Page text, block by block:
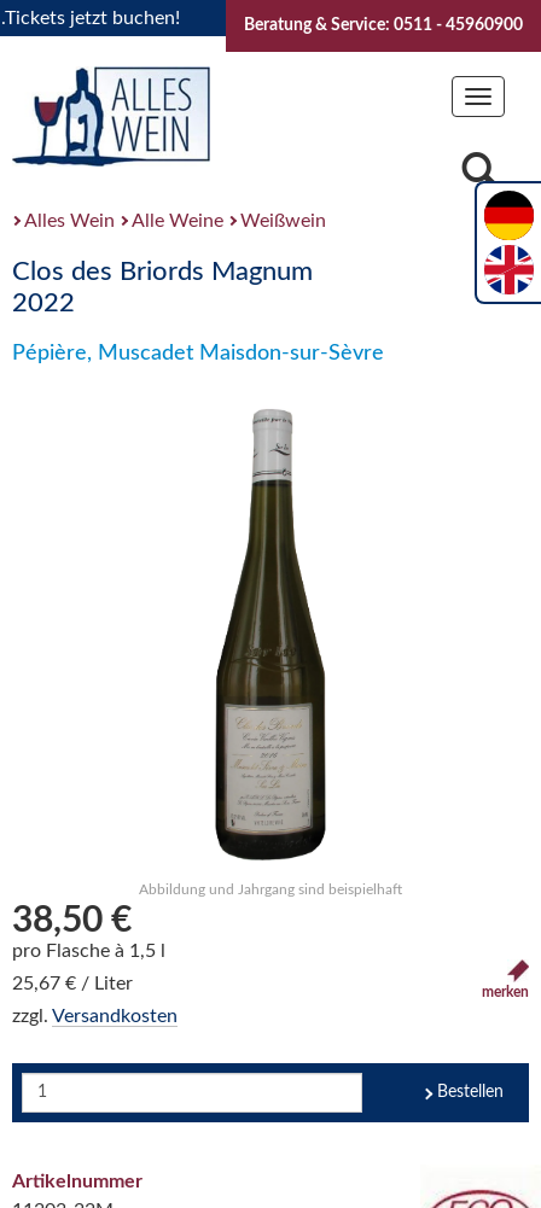
jetzt buchen! "Das Sommerfest 2026" Vive la
Beratung & Service: 0511 - 45960900
Toggle
Alles Wein Alle Weine Weißwein
Clos des Briords Magnum
2022
Pépière, Muscadet Maisdon-sur-Sèvre
Abbildung und Jahrgang sind beispielhaft
38,50 €
pro Flasche à 1,5 l
25,67 € / Liter
zzgl. Versandkosten
merken
Bestellen
Artikelnummer